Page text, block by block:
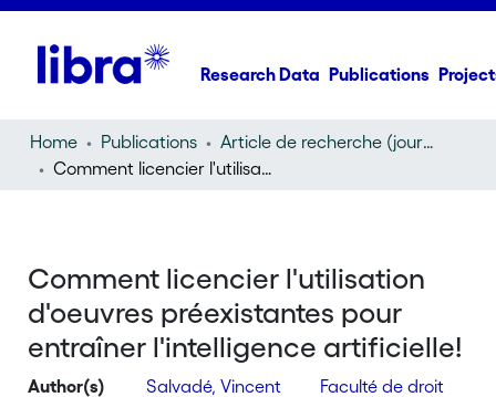
Research Data Publications
Home Publications
Article de recherche (journal article)
Comment licencier l'utilisation d'oeuvres préexistantes pour entraîner l'intelligence artificielle!
Comment licencier l'utilisation
d'oeuvres préexistantes pour
entraîner l'intelligence artificielle!
Author(s) Salvadé, Vincent Faculté de droit